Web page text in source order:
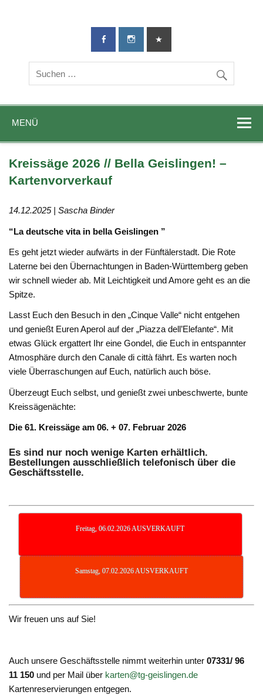
TG-Geislingen
DIE Sportadresse in Geislingen!
MENÜ
Kreissäge 2026 // Bella Geislingen! –
Kartenvorverkauf
14.12.2025 | Sascha Binder
“La deutsche vita in bella Geislingen ”
Es geht jetzt wieder aufwärts in der Fünftälerstadt. Die Rote
Laterne bei den Übernachtungen in Baden-Württemberg geben
wir schnell wieder ab. Mit Leichtigkeit und Amore geht es an die
Spitze.
Lasst Euch den Besuch in den „Cinque Valle“ nicht entgehen
und genießt Euren Aperol auf der „Piazza dell’Elefante“. Mit
etwas Glück ergattert Ihr eine Gondel, die Euch in entspannter
Atmosphäre durch den Canale di città fährt. Es warten noch
viele Überraschungen auf Euch, natürlich auch böse.
Überzeugt Euch selbst, und genießt zwei unbeschwerte, bunte
Kreissägenächte:
Die 61. Kreissäge am 06. + 07. Februar 2026
Es sind nur noch wenige Karten erhältlich.
Bestellungen ausschließlich telefonisch über die
Geschäftsstelle.
Freitag, 06.02.2026 AUSVERKAUFT
Samstag, 07.02.2026 AUSVERKAUFT
Wir freuen uns auf Sie!
Auch unsere Geschäftsstelle nimmt weiterhin unter07331/ 96
11 150 und per Mail über karten@tg-geislingen.de
Kartenreservierungen entgegen.